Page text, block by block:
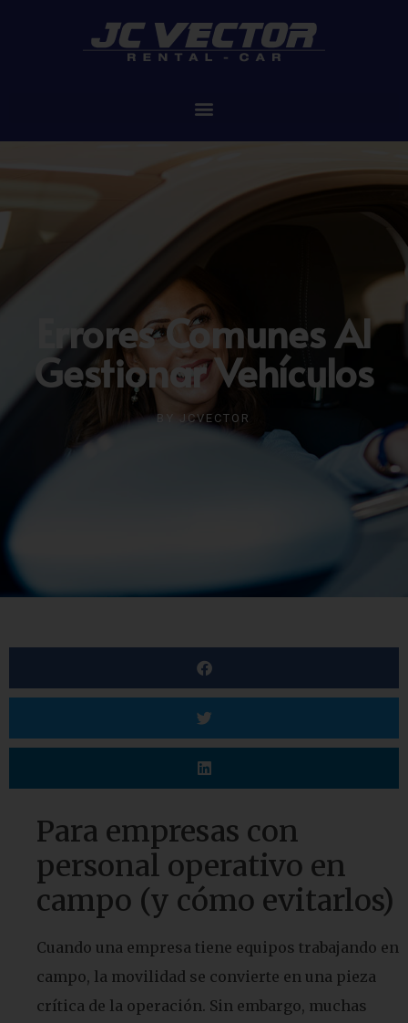
Errores Comunes Al
Gestionar Vehículos
BY JCVECTOR
Para empresas con
personal operativo en
campo (y cómo evitarlos)
Cuando una empresa tiene equipos trabajando en
campo, la movilidad se convierte en una pieza
crítica de la operación. Sin embargo, muchas